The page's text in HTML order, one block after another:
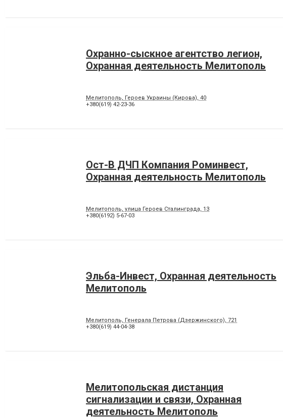
Охранно-сыскное агентство легион,
Охранная деятельность Мелитополь
Мелитополь, Героев Украины (Кирова), 40
+380(619) 42-23-36
Ост-В ДЧП Компания Роминвест,
Охранная деятельность Мелитополь
Мелитополь, улица Героев Сталинграда, 13
+380(6192) 5-67-03
Эльба-Инвест, Охранная деятельность
Мелитополь
Мелитополь, Генерала Петрова (Дзержинского), 721
+380(619) 44-04-38
Мелитопольская дистанция
сигнализации и связи, Охранная
деятельность Мелитополь